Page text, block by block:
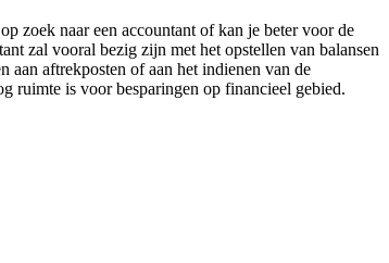
zoek naar een accountant of kan je beter voor de
zal vooral bezig zijn met het opstellen van balansen
aan aftrekposten of aan het indienen van de
ruimte is voor besparingen op financieel gebied.